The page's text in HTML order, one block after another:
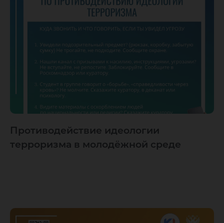
Противодействие идеологии
терроризма в молодёжной среде